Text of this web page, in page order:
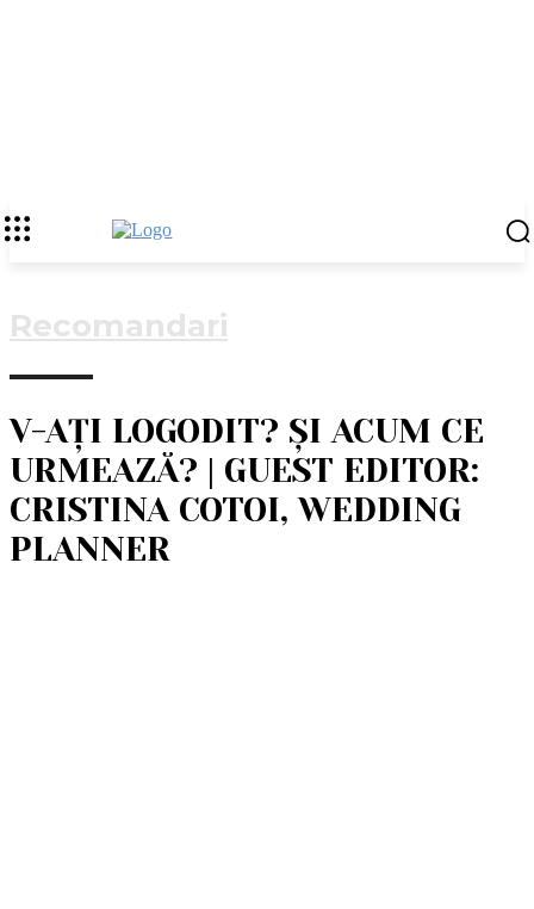
Recomandari
V-AȚI LOGODIT? ȘI ACUM CE
URMEAZĂ? | GUEST EDITOR:
CRISTINA COTOI, WEDDING
PLANNER